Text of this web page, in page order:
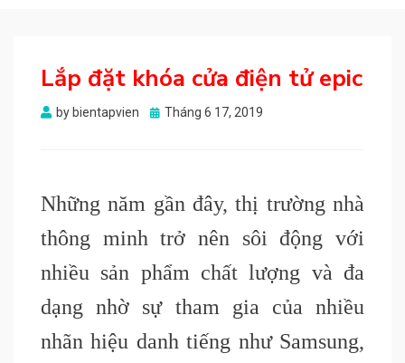
Lắp đặt khóa cửa điện tử epic
by bientapvien
Posted
Tháng 6 17, 2019
Những năm gần đây, thị trường nhà
thông minh trở nên sôi động với
nhiều sản phẩm chất lượng và đa
dạng nhờ sự tham gia của nhiều
nhãn hiệu danh tiếng như Samsung,